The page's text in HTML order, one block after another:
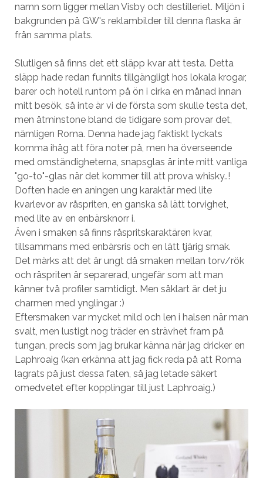
namn som ligger mellan Visby och destilleriet. Miljön i
bakgrunden på GW's reklambilder till denna flaska är
från samma plats.
Slutligen så finns det ett släpp kvar att testa. Detta
släpp hade redan funnits tillgängligt hos lokala krogar,
barer och hotell runtom på ön i cirka en månad innan
mitt besök, så inte är vi de första som skulle testa det,
men åtminstone bland de tidigare som provar det,
nämligen Roma. Denna hade jag faktiskt lyckats
komma ihåg att föra noter på, men ha överseende
med omständigheterna, snapsglas är inte mitt vanliga
"go-to"-glas när det kommer till att prova whisky..!
Doften hade en aningen ung karaktär med lite
kvarlevor av råspriten, en ganska så lätt torvighet,
med lite av en enbärsknorr i.
Även i smaken så finns råspritskaraktären kvar,
tillsammans med enbärsris och en lätt tjärig smak.
Det märks att det är ungt då smaken mellan torv/rök
och råspriten är separerad, ungefär som att man
känner två profiler samtidigt. Men såklart är det ju
charmen med ynglingar :)
Eftersmaken var mycket mild och len i halsen när man
svalt, men lustigt nog träder en strävhet fram på
tungan, precis som jag brukar känna när jag dricker en
Laphroaig (kan erkänna att jag fick reda på att Roma
lagrats på just dessa faten, så jag letade säkert
omedvetet efter kopplingar till just Laphroaig.)